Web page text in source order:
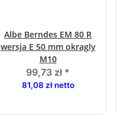
Albe Berndes EM 80 R
wersja E 50 mm okragly
M10
99,73 zł *
81,08 zł netto